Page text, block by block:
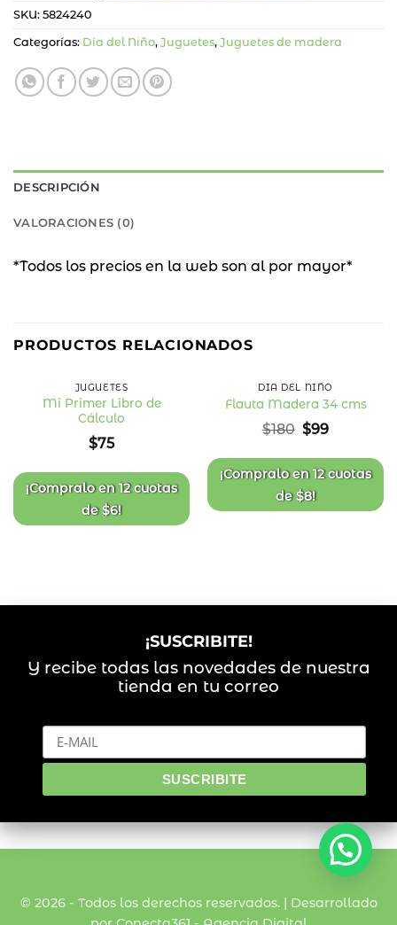
SKU: 5824240
Categorías: Día del Niño, Juguetes, Juguetes de madera
DESCRIPCIÓN
VALORACIONES (0)
*Todos los precios en la web son al por mayor*
PRODUCTOS RELACIONADOS
JUGUETES
Mi Primer Libro de
Cálculo
$75
¡Compralo en12 cuotas
de$6!
de
deseos
DÍA DEL NIÑO
Flauta Madera 34 cms
$180 El
original
era:
$180.
$99El
actual
es:
$99.
¡Compralo en12 cuotas
de$8!
¡SUSCRIBITE!
Y recibe todas las novedades de nuestra
tienda en tu correo
© 2026 - Todos los derechos reservados. | Desarrollado